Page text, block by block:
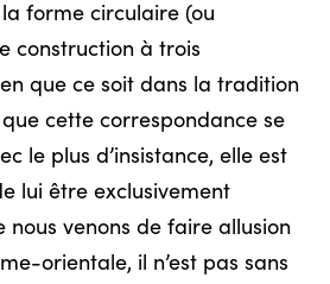
forme circulaire (ou
construction à trois
que ce soit dans la tradition
cette correspondance se
le plus d’insistance, elle est
lui être exclusivement
nous venons de faire allusion
orientale, il n’est pas sans